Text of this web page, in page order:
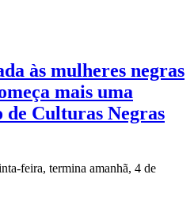
às mulheres negras
mais uma
de Culturas Negras
feira, termina amanhã, 4 de